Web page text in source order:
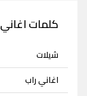
كلمات
شيلات
اغاني راب